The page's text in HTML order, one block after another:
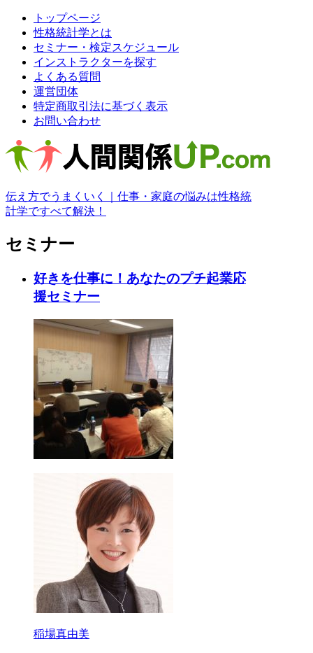
トップページ
性格統計学とは
セミナー・検定スケジュール
インストラクターを探す
よくある質問
運営団体
特定商取引法に基づく表示
お問い合わせ
伝え方でうまくいく｜仕事・家庭の悩みは性格統
計学ですべて解決！
セミナー
好きを仕事に！あなたのプチ起業応
援セミナー
稲場真由美